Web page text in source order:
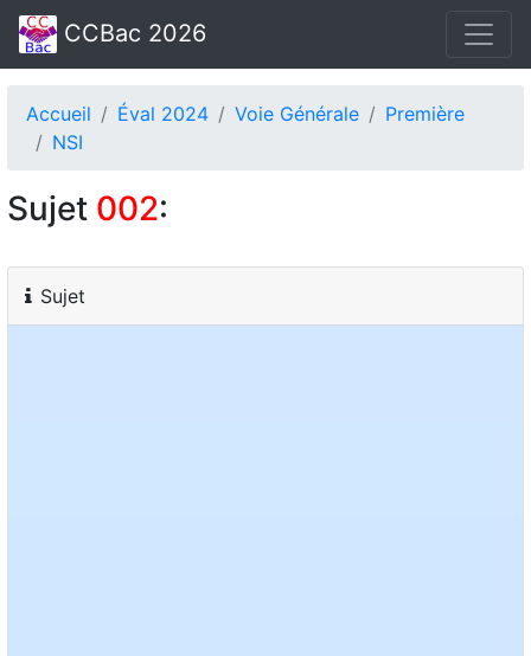
CCBac 2026
Accueil Éval 2024 Voie Générale
Première
NSI
Sujet 002:
Sujet